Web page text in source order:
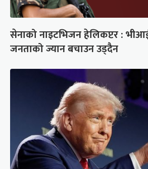
सेनाको नाइटभिजन हेलिकप्टर :
जनताको ज्यान बचाउन उड्दैन